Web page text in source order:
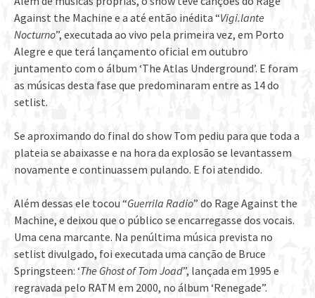
Against the Machine e a até então inédita “Vigi.lante
Nocturno”, executada ao vivo pela primeira vez, em Porto
Alegre e que terá lançamento oficial em outubro
juntamento com o álbum ‘The Atlas Underground’. E foram
as músicas desta fase que predominaram entre as 14 do
setlist.
Se aproximando do final do show Tom pediu para que toda a
plateia se abaixasse e na hora da explosão se levantassem
novamente e continuassem pulando. E foi atendido.
Além dessas ele tocou “Guerrila Radio” do Rage Against the
Machine, e deixou que o público se encarregasse dos vocais.
Uma cena marcante. Na penúltima música prevista no
setlist divulgado, foi executada uma canção de Bruce
Springsteen: ‘The Ghost of Tom Joad”, lançada em 1995 e
regravada pelo RATM em 2000, no álbum ‘Renegade”.